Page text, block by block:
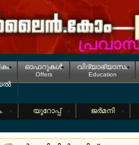
ഓഫറുകള്‍
Offers
വിദ്യാഭ്യാസം
Education
യൂറോപ്പ്
ജര്‍മനി